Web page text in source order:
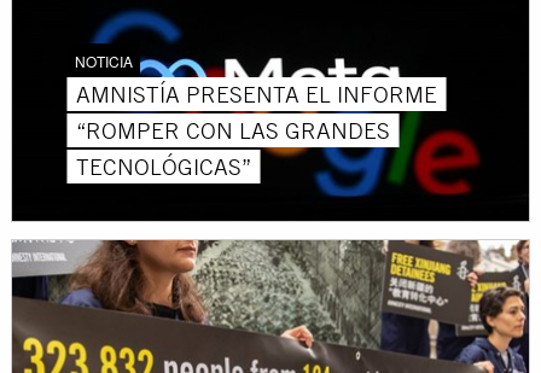
NOTICIA
AMNISTÍA PRESENTA EL INFORME
“ROMPER CON LAS GRANDES
TECNOLÓGICAS”